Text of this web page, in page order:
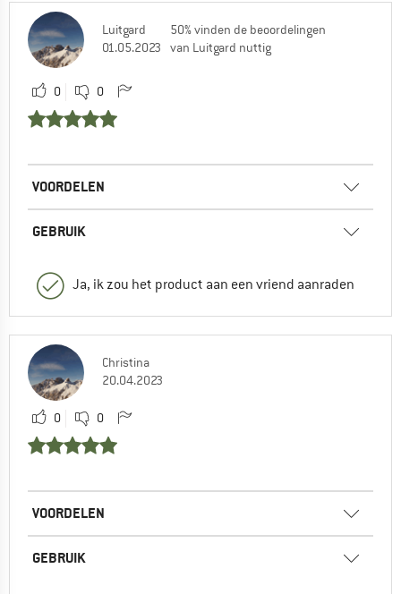
Luitgard
01.05.2023
50% vinden de beoordelingen
van Luitgard nuttig
0 0
VOORDELEN
GEBRUIK
Ja, ik zou het product aan een vriend aanraden
Christina
20.04.2023
0 0
VOORDELEN
GEBRUIK